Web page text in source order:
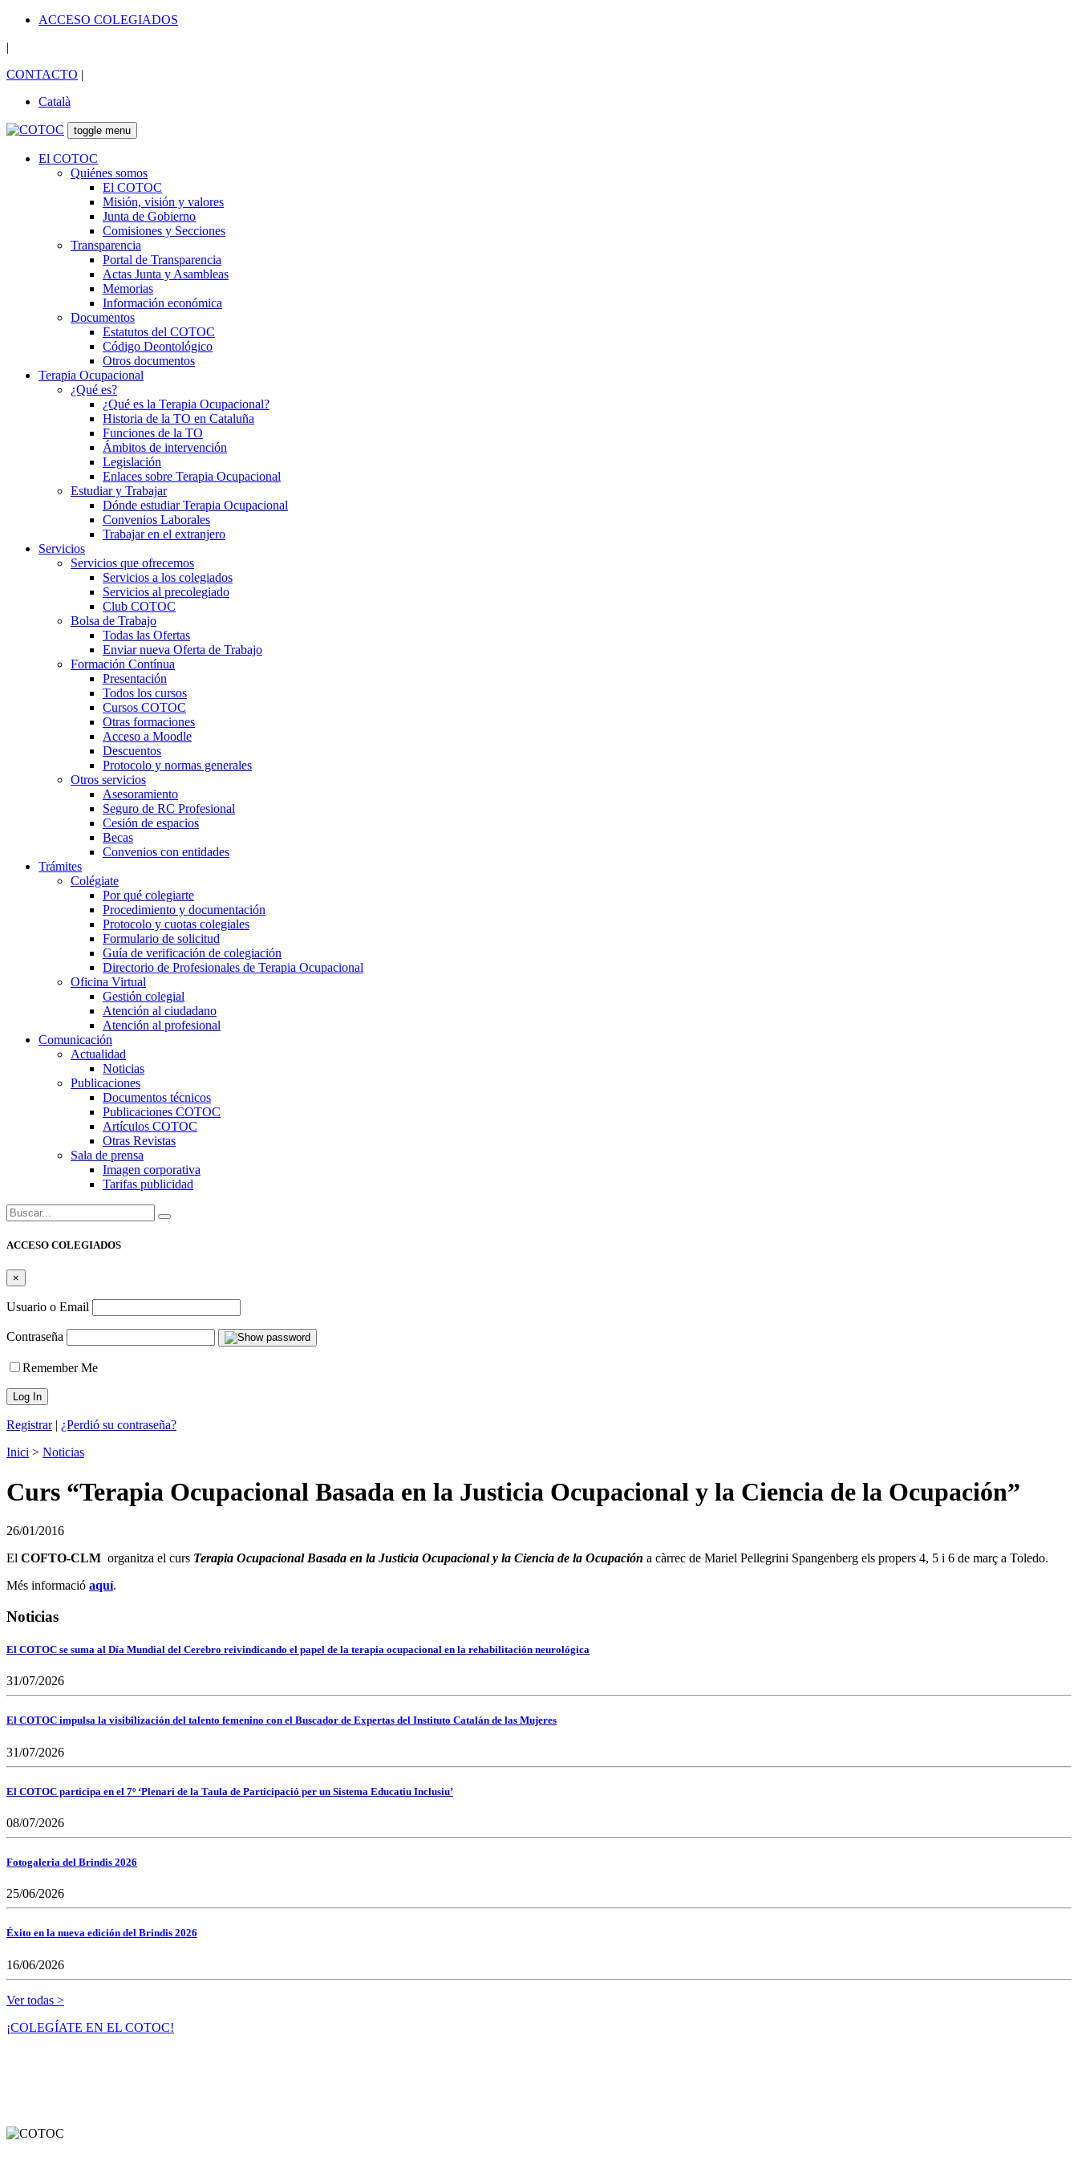
ACCESO COLEGIADOS
|
CONTACTO |
Català
toggle menu
El COTOC
Quiénes somos
El COTOC
Misión, visión y valores
Junta de Gobierno
Comisiones y Secciones
Transparencia
Portal de Transparencia
Actas Junta y Asambleas
Memorias
Información económica
Documentos
Estatutos del COTOC
Código Deontológico
Otros documentos
Terapia Ocupacional
¿Qué es?
¿Qué es la Terapia Ocupacional?
Historia de la TO en Cataluña
Funciones de la TO
Ámbitos de intervención
Legislación
Enlaces sobre Terapia Ocupacional
Estudiar y Trabajar
Dónde estudiar Terapia Ocupacional
Convenios Laborales
Trabajar en el extranjero
Servicios
Servicios que ofrecemos
Servicios a los colegiados
Servicios al precolegiado
Club COTOC
Bolsa de Trabajo
Todas las Ofertas
Enviar nueva Oferta de Trabajo
Formación Contínua
Presentación
Todos los cursos
Cursos COTOC
Otras formaciones
Acceso a Moodle
Descuentos
Protocolo y normas generales
Otros servicios
Asesoramiento
Seguro de RC Profesional
Cesión de espacios
Becas
Convenios con entidades
Trámites
Colégiate
Por qué colegiarte
Procedimiento y documentación
Protocolo y cuotas colegiales
Formulario de solicitud
Guía de verificación de colegiación
Directorio de Profesionales de Terapia Ocupacional
Oficina Virtual
Gestión colegial
Atención al ciudadano
Atención al profesional
Comunicación
Actualidad
Noticias
Publicaciones
Documentos técnicos
Publicaciones COTOC
Artículos COTOC
Otras Revistas
Sala de prensa
Imagen corporativa
Tarifas publicidad
Buscar:
ACCESO COLEGIADOS
×
Usuario o Email
Contraseña
Remember Me
Registrar| ¿Perdió su contraseña?
Inici > Noticias
Curs “Terapia Ocupacional Basada en la Justicia Ocupacional y la Ciencia de la Ocupación”
26/01/2016
El COFTO-CLM organitza el curs Terapia Ocupacional Basada en la Justicia Ocupacional y la Ciencia de la Ocupación a càrrec de Mariel Pellegrini Spangenberg els propers 4, 5 i 6 de març a Toledo.
Més informació aquí.
Noticias
El COTOC se suma al Día Mundial del Cerebro reivindicando el papel de la terapia ocupacional en la rehabilitación neurológica
31/07/2026
El COTOC impulsa la visibilización del talento femenino con el Buscador de Expertas del Instituto Catalán de las Mujeres
31/07/2026
El COTOC participa en el 7º ‘Plenari de la Taula de Participació per un Sistema Educatiu Inclusiu’
08/07/2026
Fotogaleria del Brindis 2026
25/06/2026
Éxito en la nueva edición del Brindis 2026
16/06/2026
Ver todas >
¡COLEGÍATE EN EL COTOC!